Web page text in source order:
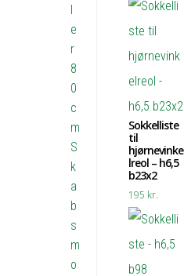
Sokkelliste
til
hjørnevinke
lreol – h6,5
b23x2
195 kr.
l
e
r
8
0
c
m
S
k
a
b
s
m
o